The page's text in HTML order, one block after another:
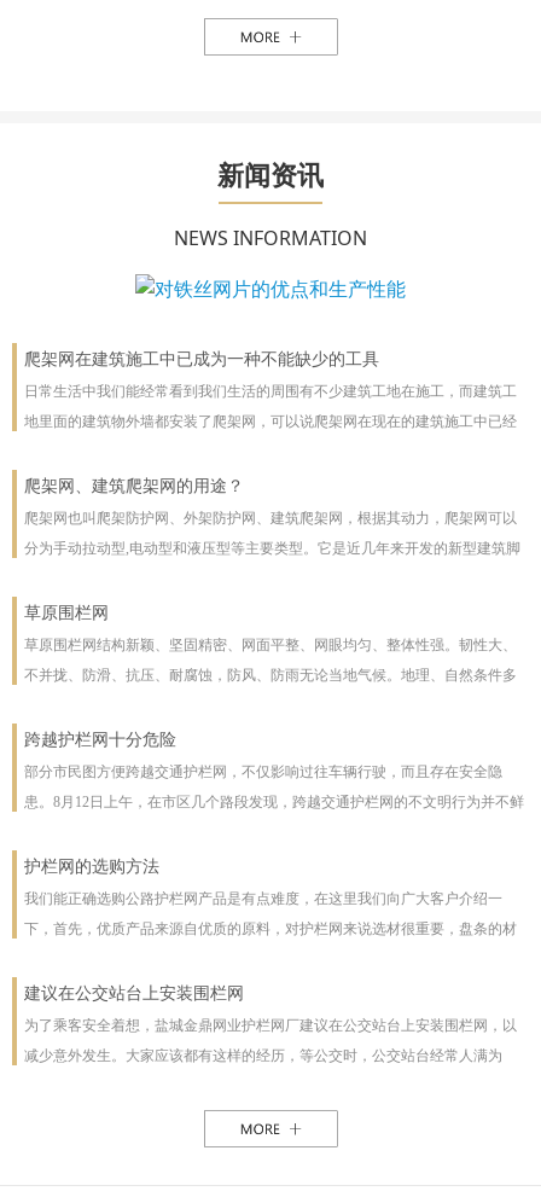
新闻资讯
NEWS INFORMATION
爬架网在建筑施工中已成为一种不能缺少的工具
日常生活中我们能经常看到我们生活的周围有不少建筑工地在施工，而建筑工
地里面的建筑物外墙都安装了爬架网，可以说爬架网在现在的建筑施工中已经
爬架网、建筑爬架网的用途？
爬架网也叫爬架防护网、外架防护网、建筑爬架网，根据其动力，爬架网可以
分为手动拉动型,电动型和液压型等主要类型。它是近几年来开发的新型建筑脚
彻底改善了脚手架技术
草原围栏网
草原围栏网结构新颖、坚固精密、网面平整、网眼均匀、整体性强。韧性大、
不并拢、防滑、抗压、耐腐蚀，防风、防雨无论当地气候。地理、自然条件多
受压力也不至发生松动变形现象。该产品防腐蚀性能好，有极强的防腐抗氧化
等特点，具有一般钢丝网都不具备的优点。克服了电焊网焊接点易开焊脱落的
缺点，一次安装永不松动，是保护草牧场、林场、高速公路和生态环境的最佳
跨越护栏网十分危险
部分市民图方便跨越交通护栏网，不仅影响过往车辆行驶，而且存在安全隐
患。8月12日上午，在市区几个路段发现，跨越交通护栏网的不文明行为并不鲜
护栏网，东西过往的车辆从其身旁疾驰而过;10时30分，两女一男由南向北跨越
交通护栏网;10时32分，两名女子在七一路北侧躲过3辆由东向西行驶的车辆，向
南跨越交通护栏网，护栏网南侧由西向东行驶的车辆急速行驶，两人在等待约1
一名志愿者称，据她观察，从7时30分至10时30分，约有30人在该路段跨越交通
护栏网的选购方法
我们能正确选购公路护栏网产品是有点难度，在这里我们向广大客户介绍一
下，首先，优质产品来源自优质的原料，对护栏网来说选材很重要，盘条的材
以下，我们为客户做了如下分析：1、护栏网网片质量，网片是由不同规格的盘
条（铁丝）焊接而成的，盘条的直径与强度直接影响到网片的质量，在选丝方
面应选择是由正规厂家生产的优质盘条拉出来的成品铁丝；其次是网片的焊接
能力，通常好的网片是每一个焊接或编制点都能够很好的连接。正规护栏网生
产厂，都是采用全自动焊接机来生产的，而一起小厂则采用手工焊接，通常质
建议在公交站台上安装围栏网
为了乘客安全着想，盐城金鼎网业护栏网厂建议在公交站台上安装围栏网，以
减少意外发生。大家应该都有这样的经历，等公交时，公交站台经常人满为
路线图朝的是非机动车道，便于观看，乘客不得不走下站台，而且上车下车都
是人挤人，这些情况均增加了乘客的危险性，如果在站台旁安装了围栏网，那